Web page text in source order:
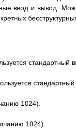
ввод и вывод.
стандартный
стандартный
1024).
1024).